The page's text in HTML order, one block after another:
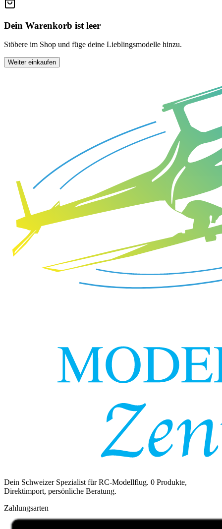
Dein Warenkorb ist leer
Stöbere im Shop und füge deine Lieblingsmodelle hinzu.
Weiter einkaufen
Dein Schweizer Spezialist für RC-Modellflug. 0 Produkte,
Direktimport, persönliche Beratung.
Zahlungsarten